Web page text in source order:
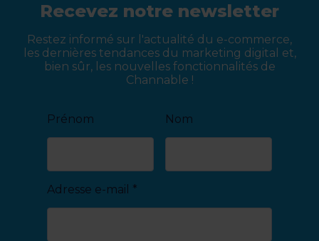
Recevez notre newsletter
Restez informé sur l'actualité du e-commerce,
les dernières tendances du marketing digital et,
bien sûr, les nouvelles fonctionnalités de
Channable !
Prénom Nom
Adresse e-mail *